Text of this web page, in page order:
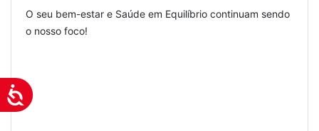
Acessibilidade
O seu bem-estar e Saúde em Equilíbrio continuam sendo
o nosso foco!